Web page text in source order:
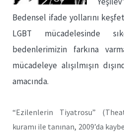
Bedensel ifade yollarını
LGBT mücadelesinde
bedenlerimizin farkına
mücadeleye alışılmışın
amacında.
“Ezilenlerin Tiyatrosu”
kuramı ile tanınan, 2009’da